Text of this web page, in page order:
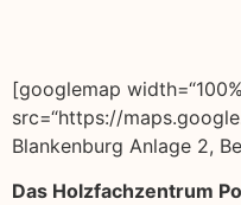
[googlemap
src=“https://
Blankenburg Anlage 2,
Das Holzfachzentrum